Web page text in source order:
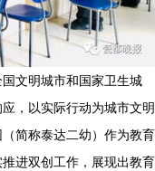
文明城市和国家卫生城
，以实际行动为城市文明
简称泰达二幼）作为教育
进双创工作，展现出教育